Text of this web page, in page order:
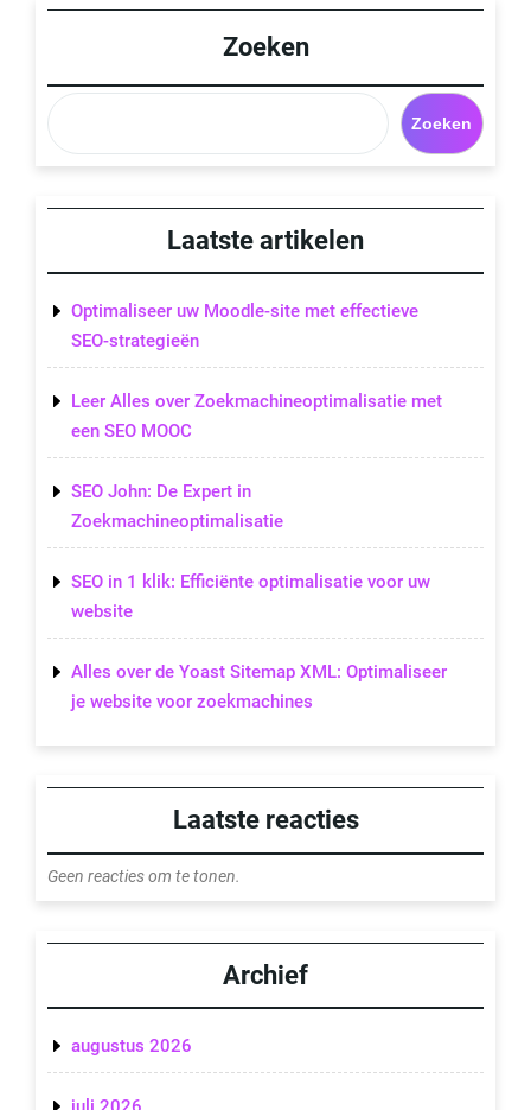
Post
Zoeken
Zoeken
Laatste artikelen
Optimaliseer uw Moodle-site met effectieve
SEO-strategieën
Leer Alles over Zoekmachineoptimalisatie met
een SEO MOOC
SEO John: De Expert in
Zoekmachineoptimalisatie
SEO in 1 klik: Efficiënte optimalisatie voor uw
website
Alles over de Yoast Sitemap XML: Optimaliseer
je website voor zoekmachines
Laatste reacties
Geen reacties om te tonen.
Archief
augustus 2026